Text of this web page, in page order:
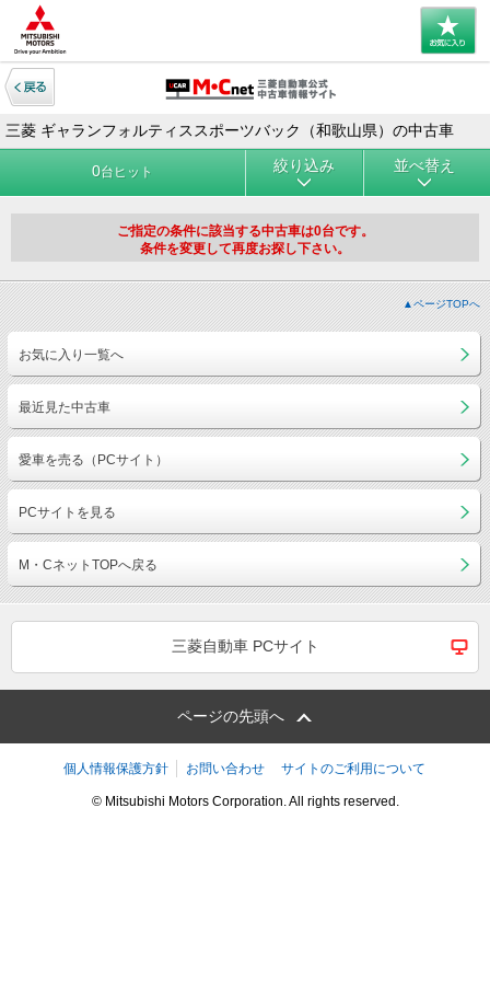
三菱 ギャランフォルティススポーツバック（和歌山県）の中古車
0台ヒット 絞り込み 並べ替え
ご指定の条件に該当する中古車は0台です。
条件を変更して再度お探し下さい。
▲ページTOPへ
お気に入り一覧へ
最近見た中古車
愛車を売る（PCサイト）
PCサイトを見る
M・CネットTOPへ戻る
三菱自動車 PCサイト
ページの先頭へ
個人情報保護方針 お問い合わせ サイトのご利用について
© Mitsubishi Motors Corporation. All rights reserved.